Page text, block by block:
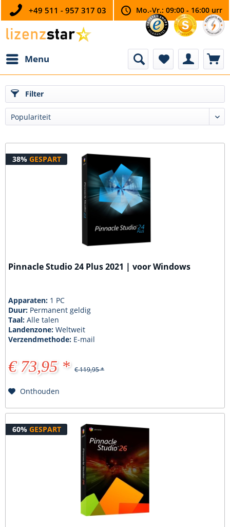
+49 511 - 957 317 03 Mo.-Vr.: 09:00 - 16:00 urr
Menu
Filter
38% GESPART
Pinnacle Studio 24 Plus 2021 | voor Windows
Apparaten: 1 PC
Duur: Permanent geldig
Taal:Alle talen
Landenzone:Weltweit
Verzendmethode: E-mail
€ 73,95 * € 119,95 *
Onthouden
60% GESPART